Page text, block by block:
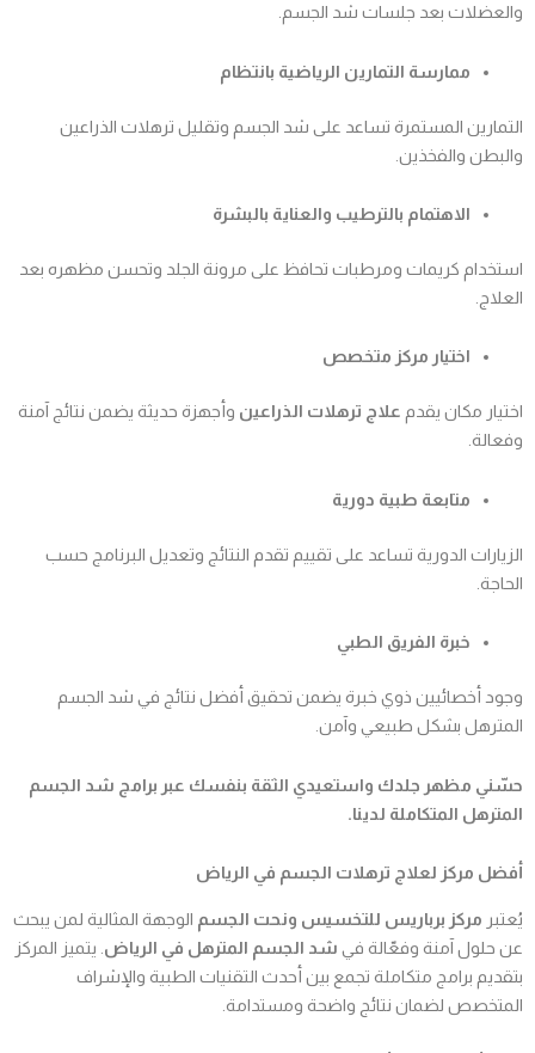
والعضلات بعد جلسات شد الجسم.
ممارسة التمارين الرياضية بانتظام
التمارين المستمرة تساعد على شد الجسم وتقليل ترهلات الذراعين
والبطن والفخذين.
الاهتمام بالترطيب والعناية بالبشرة
استخدام كريمات ومرطبات تحافظ على مرونة الجلد وتحسن مظهره بعد
العلاج.
اختيار مركز متخصص
اختيار مكان يقدم علاج ترهلات الذراعين وأجهزة حديثة يضمن نتائج آمنة
وفعالة.
متابعة طبية دورية
الزيارات الدورية تساعد على تقييم تقدم النتائج وتعديل البرنامج حسب
الحاجة.
خبرة الفريق الطبي
وجود أخصائيين ذوي خبرة يضمن تحقيق أفضل نتائج في شد الجسم
المترهل بشكل طبيعي وآمن.
حسّني مظهر جلدك واستعيدي الثقة بنفسك عبر برامج شد الجسم
المترهل المتكاملة لدينا.
أفضل مركز لعلاج ترهلات الجسم في الرياض
يُعتبر مركز برباريس للتخسيس ونحت الجسم الوجهة المثالية لمن يبحث
عن حلول آمنة وفعّالة في شد الجسم المترهل في الرياض . يتميز المركز
بتقديم برامج متكاملة تجمع بين أحدث التقنيات الطبية والإشراف
المتخصص لضمان نتائج واضحة ومستدامة.